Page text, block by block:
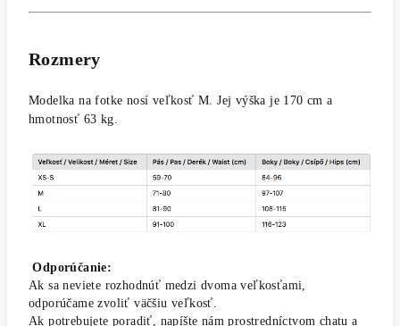
Rozmery
Modelka na fotke nosí veľkosť M. Jej výška je 170 cm a
hmotnosť 63 kg.
Odporúčanie:
Ak sa neviete rozhodnúť medzi dvoma veľkosťami,
odporúčame zvoliť väčšiu veľkosť.
Ak potrebujete poradiť, napíšte nám prostredníctvom chatu a